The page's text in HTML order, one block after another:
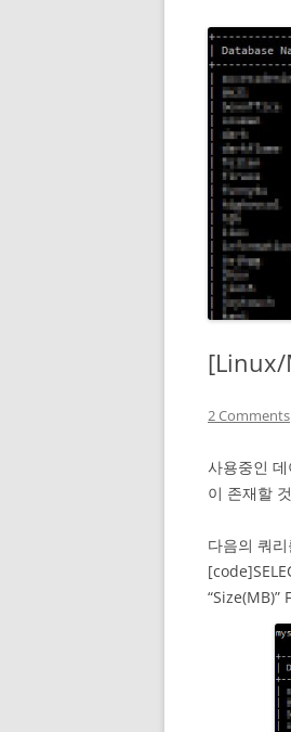
[Linux/
2 Comments
사용중인
이 존재할
다음의 쿼